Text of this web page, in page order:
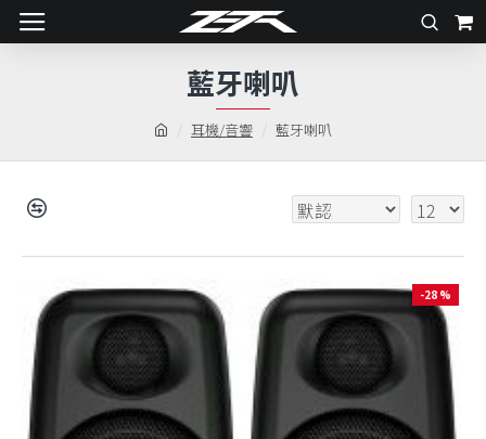
耳機/音響 藍牙喇叭
藍牙喇叭
-28 %